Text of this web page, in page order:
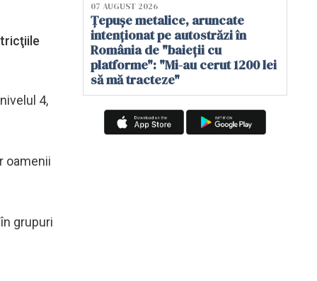
4,
oamenii
grupuri
07 AUGUST 2026
Țepușe metalice, aruncate
intenționat pe autostrăzi în
România de "baieții cu
platforme": "Mi-au cerut 1200 lei
să mă tracteze"